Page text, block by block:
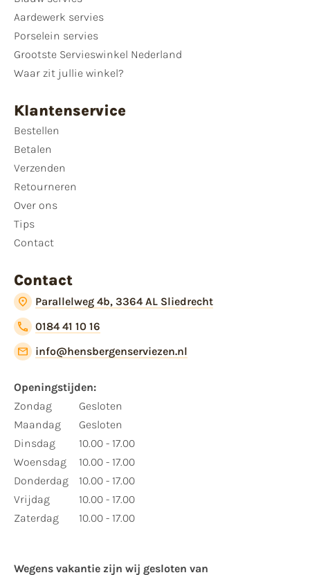
Aardewerk servies
Porselein servies
Grootste Servieswinkel Nederland
Waar zit jullie winkel?
Klantenservice
Bestellen
Betalen
Verzenden
Retourneren
Over ons
Tips
Contact
Contact
Parallelweg 4b, 3364 AL Sliedrecht
0184 41 10 16
info@hensbergenserviezen.nl
Openingstijden:
Zondag
Maandag
Dinsdag
Woensdag
Donderdag
Vrijdag
Zaterdag
Gesloten
Gesloten
10.00 - 17.00
10.00 - 17.00
10.00 - 17.00
10.00 - 17.00
10.00 - 17.00
Wegens vakantie zijn wij gesloten van ​